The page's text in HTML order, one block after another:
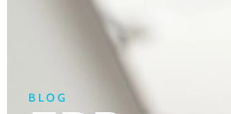
BLOG